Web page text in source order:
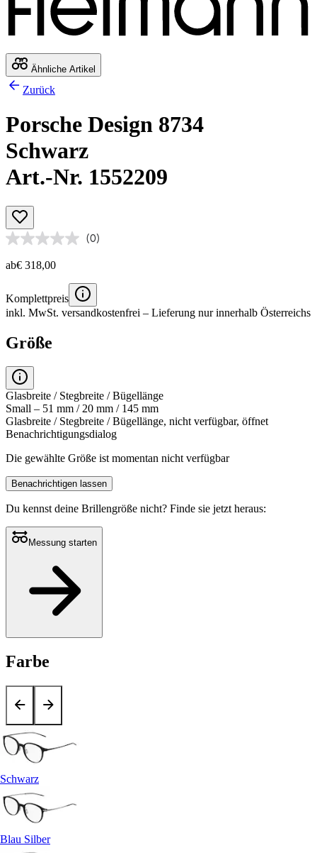
Ähnliche Artikel
Zurück
Porsche Design 8734
Schwarz
Art.-Nr. 1552209
(0)
ab€ 318,00
Komplettpreis
inkl. MwSt. versandkostenfrei – Lieferung nur innerhalb Österreichs
Größe
Glasbreite / Stegbreite / Bügellänge
Small – 51 mm / 20 mm / 145 mm
Glasbreite / Stegbreite / Bügellänge, nicht verfügbar, öffnet
Benachrichtigungsdialog
Die gewählte Größe ist momentan nicht verfügbar
Benachrichtigen lassen
Du kennst deine Brillengröße nicht? Finde sie jetzt heraus:
Messung starten
Farbe
Schwarz
Blau Silber